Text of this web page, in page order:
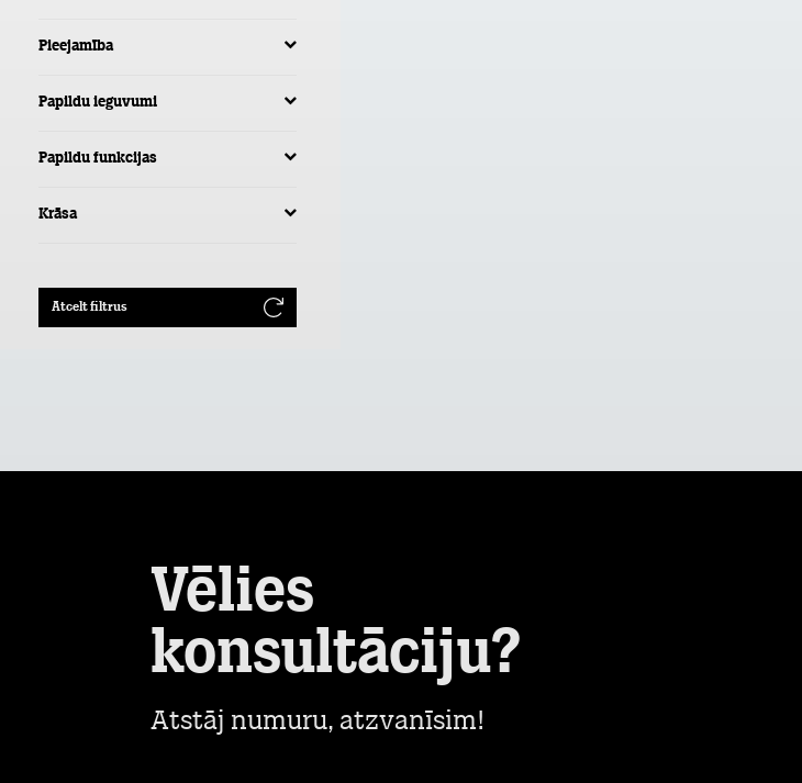
Pieejamība
Papildu ieguvumi
Papildu funkcijas
Krāsa
Atcelt filtrus
Vēlies
konsultāciju?
Atstāj numuru, atzvanīsim!